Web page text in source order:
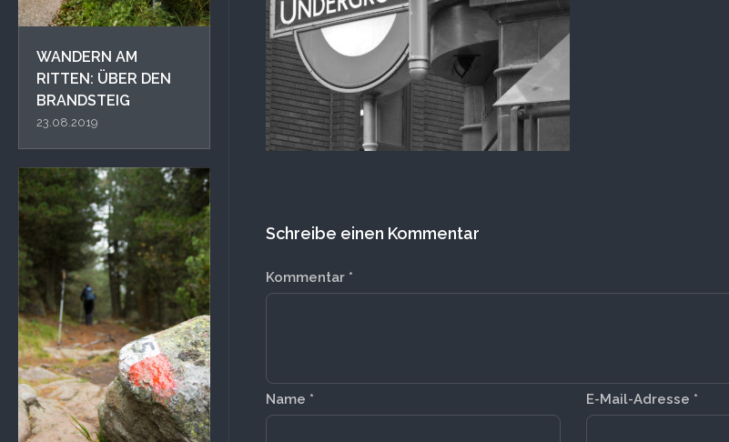
WANDERN AM
RITTEN: ÜBER DEN
BRANDSTEIG
23.08.2019
Schreibe einen Kommentar
Kommentar *
Name * E-Mail-Adresse *